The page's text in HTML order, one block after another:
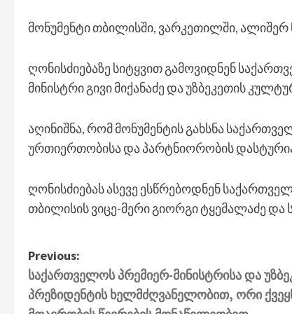
მონუმენტი თბილისში, ვარკეთილში, ალიშერ
ღონისძიებაზე სიტყვით გამოვიდნენ
მინისტრი გივი მიქანაძე და უზბეკეთის
აღინიშნა, რომ მონუმენტის გახსნა
ურთიერთობისა და პარტნიორობის
ღონისძიებას ასევე ესწრებოდნენ
თბილისის ვიცე-მერი გიორგი ტყემალაძე და
P
o
Previous:
საქართველოს პრემიერ-მინისტრისა და
პრეზიდენტის ხელმძღვანელობით, ორი